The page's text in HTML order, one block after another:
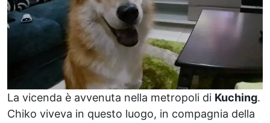
La vicenda è avvenuta nella metropoli di Kuching.
Chiko viveva in questo luogo, in compagnia della